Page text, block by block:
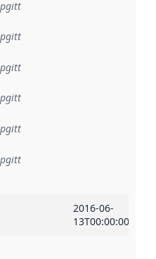
2016-06-
13T00:00:00Z